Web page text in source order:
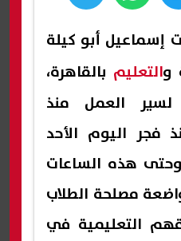
إسماعيل أبو كيلة
والتعليم بالقاهرة،
لسير العمل منذ
فجر اليوم الأحد
الموافق ٢٠٢٦/٦/٧ وحتى هذه الساعات
مصلحة الطلاب
التعليمية في